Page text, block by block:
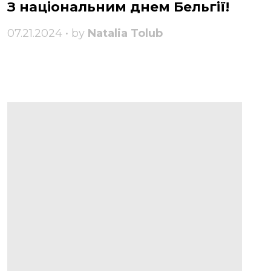
З національним днем ​​Бельгії!
07.21.2024 • by Natalia Tolub